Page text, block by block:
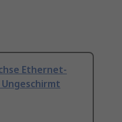
Ethernet-